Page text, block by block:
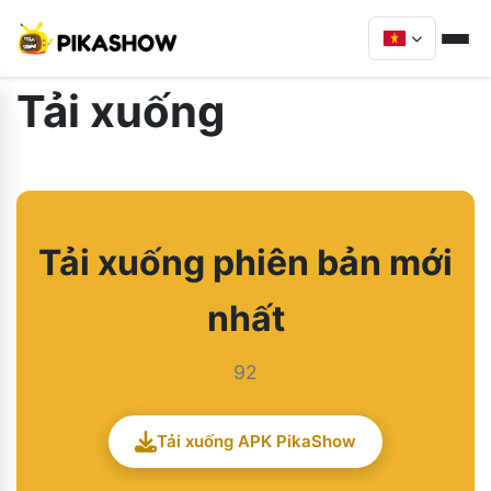
Tải xuống
Tải xuống phiên bản mới
nhất
92
Tải xuống APK PikaShow